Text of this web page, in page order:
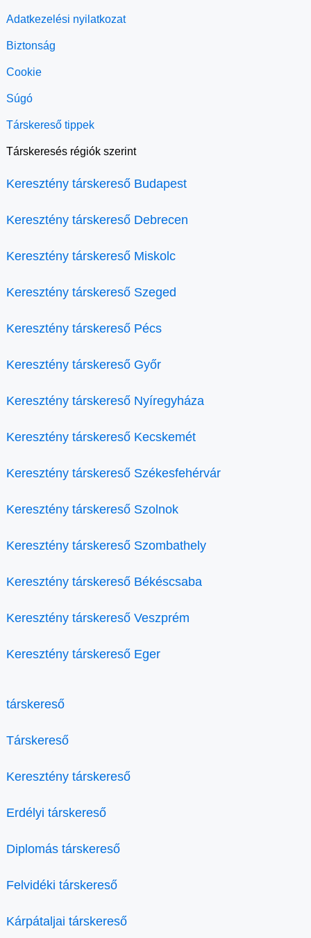
Adatkezelési nyilatkozat
Biztonság
Cookie
Súgó
Társkereső tippek
Társkeresés régiók szerint
Keresztény társkereső Budapest
Keresztény társkereső Debrecen
Keresztény társkereső Miskolc
Keresztény társkereső Szeged
Keresztény társkereső Pécs
Keresztény társkereső Győr
Keresztény társkereső Nyíregyháza
Keresztény társkereső Kecskemét
Keresztény társkereső Székesfehérvár
Keresztény társkereső Szolnok
Keresztény társkereső Szombathely
Keresztény társkereső Békéscsaba
Keresztény társkereső Veszprém
Keresztény társkereső Eger
társkereső
Társkereső
Keresztény társkereső
Erdélyi társkereső
Diplomás társkereső
Felvidéki társkereső
Kárpátaljai társkereső